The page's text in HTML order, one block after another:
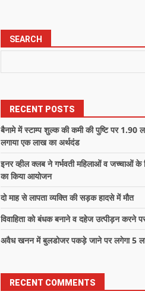
SEARCH
RECENT POSTS
बैनामे में स्टाम्प शुल्क की कमी की पुष्टि पर 1.90
लगाया एक लाख का अर्थदंड
इनर व्हील क्लब ने गर्भवती महिलाओं व जच्चाओं के
का किया आयोजन
दो माह से लापता व्यक्ति की सड़क हादसे में मौत
विवाहिता को बंधक बनाने व दहेज उत्पीड़न करने
अवैध खनन में बुलडोजर पकड़े जाने पर लगेगा 5
RECENT COMMENTS